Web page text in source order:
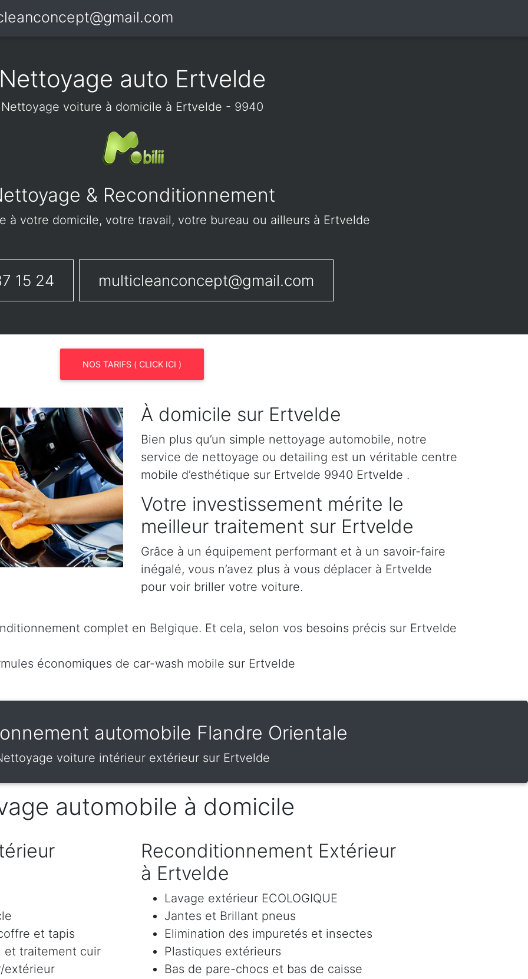
auto Ertvelde
Nettoyage voiture à domicile à Ertvelde - 9940
& Reconditionnement
à votre domicile, votre travail, votre bureau ou ailleurs à Ertvelde
15 24 multicleanconcept@gmail.com
NOS TARIFS ( CLICK ICI )
À domicile sur Ertvelde
Bien plus qu’un simple nettoyage automobile, notre
service de nettoyage ou detailing est un véritable centre
mobile d’esthétique sur Ertvelde 9940 Ertvelde .
Votre investissement mérite le
meilleur traitement sur Ertvelde
Grâce à un équipement performant et à un savoir-faire
inégalé, vous n’avez plus à vous déplacer à Ertvelde
pour voir briller votre voiture.
complet en Belgique. Et cela, selon vos besoins précis sur Ertvelde
économiques de car-wash mobile sur Ertvelde
automobile Flandre Orientale
voiture intérieur extérieur sur Ertvelde
automobile à domicile
et tapis
et traitement cuir
extérieur
Reconditionnement Extérieur
à Ertvelde
Lavage extérieur ECOLOGIQUE
Jantes et Brillant pneus
Elimination des impuretés et insectes
Plastiques extérieurs
Bas de pare-chocs et bas de caisse